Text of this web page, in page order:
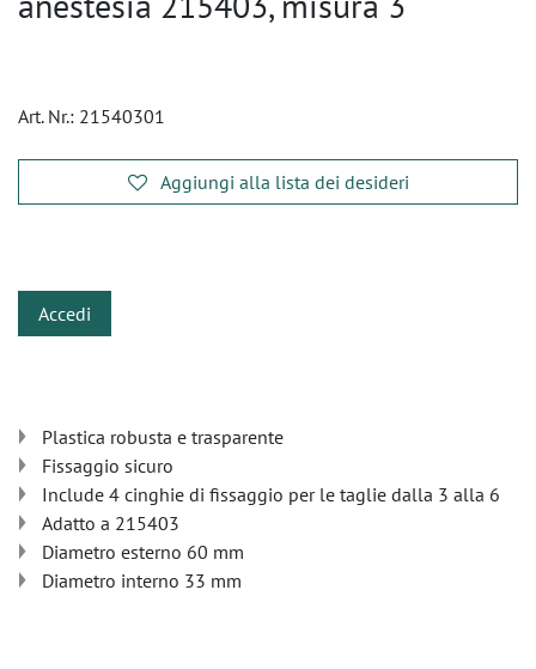
Art. Nr.: 21540301
Aggiungi alla lista dei desideri
Accedi
Plastica robusta e trasparente
Fissaggio sicuro
Include 4 cinghie di fissaggio per le taglie dalla 3 alla 6
Adatto a 215403
Diametro esterno 60 mm
Diametro interno 33 mm